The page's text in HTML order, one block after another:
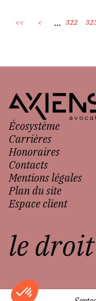
<< < ... 322
Écosystème
Carrières
Honoraires
Contacts
Mentions légales
Plan du site
Espace client
le